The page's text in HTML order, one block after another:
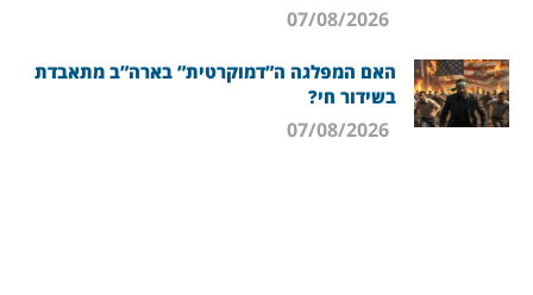
האם המפלגה ה”דמוקרטית” בארה”ב מתאבדת
בשידור חי?